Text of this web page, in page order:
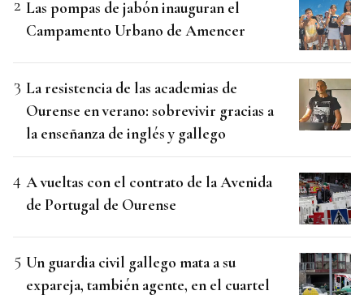
Las pompas de jabón inauguran el
Campamento Urbano de Amencer
La resistencia de las academias de
Ourense en verano: sobrevivir gracias a
la enseñanza de inglés y gallego
A vueltas con el contrato de la Avenida
de Portugal de Ourense
Un guardia civil gallego mata a su
expareja, también agente, en el cuartel